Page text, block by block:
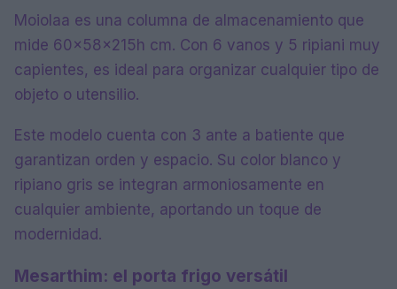
Moiolaa es una columna de almacenamiento que
mide 60x58x215h cm. Con 6 vanos y 5 ripiani muy
capientes, es ideal para organizar cualquier tipo de
objeto o utensilio.
Este modelo cuenta con 3 ante a batiente que
garantizan orden y espacio. Su color blanco y
ripiano gris se integran armoniosamente en
cualquier ambiente, aportando un toque de
modernidad.
Mesarthim: el porta frigo versátil